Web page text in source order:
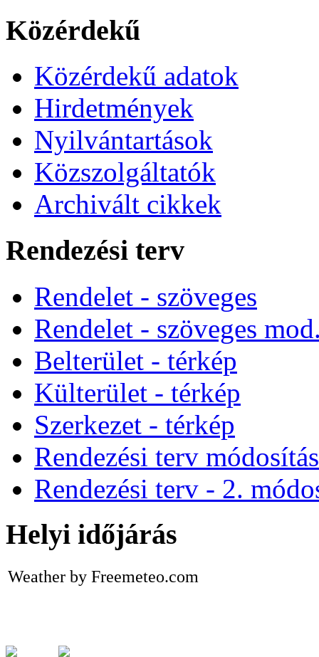
Közérdekű
Közérdekű adatok
Hirdetmények
Nyilvántartások
Közszolgáltatók
Archivált cikkek
Rendezési terv
Rendelet - szöveges
Rendelet - szöveges
Belterület - térkép
Külterület - térkép
Szerkezet - térkép
Rendezési terv
Rendezési terv - 2.
Helyi időjárás
Weather by Freemeteo.com